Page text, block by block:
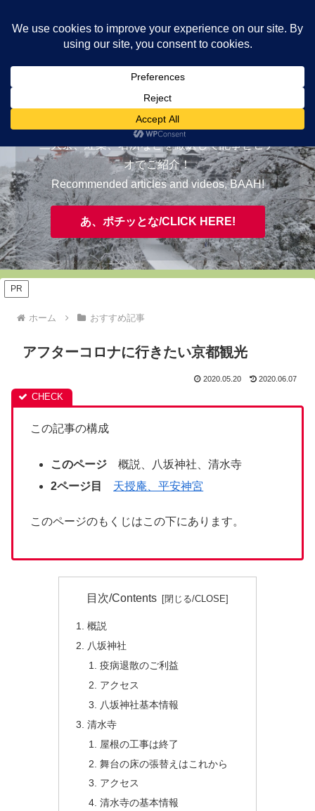
EVAAH!
おすすめ/RECOMMENDED
三大祭、紅葉、名所などを厳選して記事とビデ
オでご紹介！
Recommended articles and videos, BAAH!
あ、ポチッとな/CLICK HERE!
PR
ホーム おすすめ記事
アフターコロナに行きたい京都観光
2020.05.20 2020.06.07
この記事の構成
このページ 概説、八坂神社、清水寺
2ページ目
天授庵、平安神宮
このページのもくじはこの下にあります。
目次/Contents
概説
八坂神社
疫病退散のご利益
アクセス
八坂神社基本情報
清水寺
屋根の工事は終了
舞台の床の張替えはこれから
アクセス
清水寺の基本情報